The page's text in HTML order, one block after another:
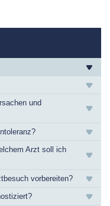
und
Arzt soll ich
vorbereiten?